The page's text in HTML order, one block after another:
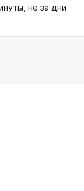
не за дни